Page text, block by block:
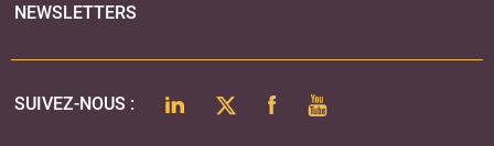
NEWSLETTERS
SUIVEZ-NOUS : LINKEDINTWITTERFACEBOOK
YOUTUBE